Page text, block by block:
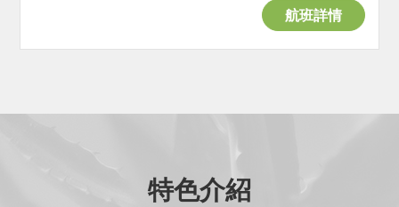
航班詳情
特色介紹